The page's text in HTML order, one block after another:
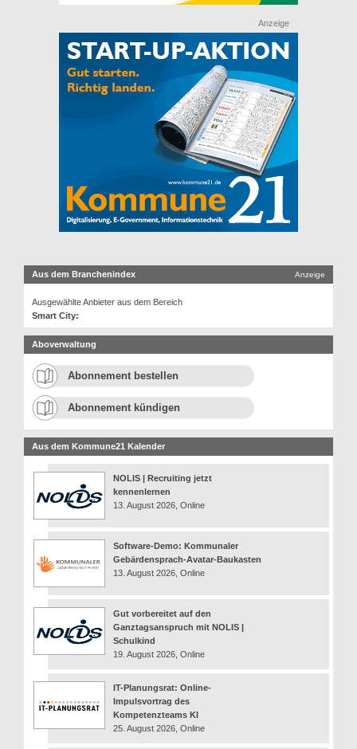
Anzeige
Aus dem Branchenindex Anzeige
Ausgewählte Anbieter aus dem Bereich
Smart City:
Aboverwaltung
Abonnement bestellen
Abonnement kündigen
Aus dem Kommune21 Kalender
NOLIS | Recruiting jetzt
kennenlernen
13. August 2026, Online
Software-Demo: Kommunaler
Gebärdensprach-Avatar-Baukasten
13. August 2026, Online
Gut vorbereitet auf den
Ganztagsanspruch mit NOLIS |
Schulkind
19. August 2026, Online
IT-Planungsrat: Online-
Impulsvortrag des
Kompetenzteams KI
25. August 2026, Online